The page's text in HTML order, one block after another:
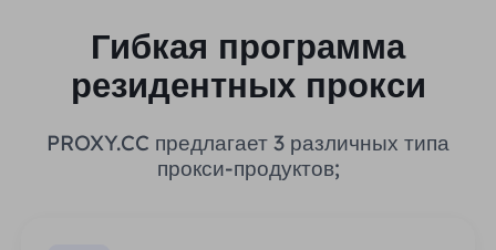
Гибкая программа
резидентных прокси
PROXY.CC предлагает 3 различных типа
прокси-продуктов;